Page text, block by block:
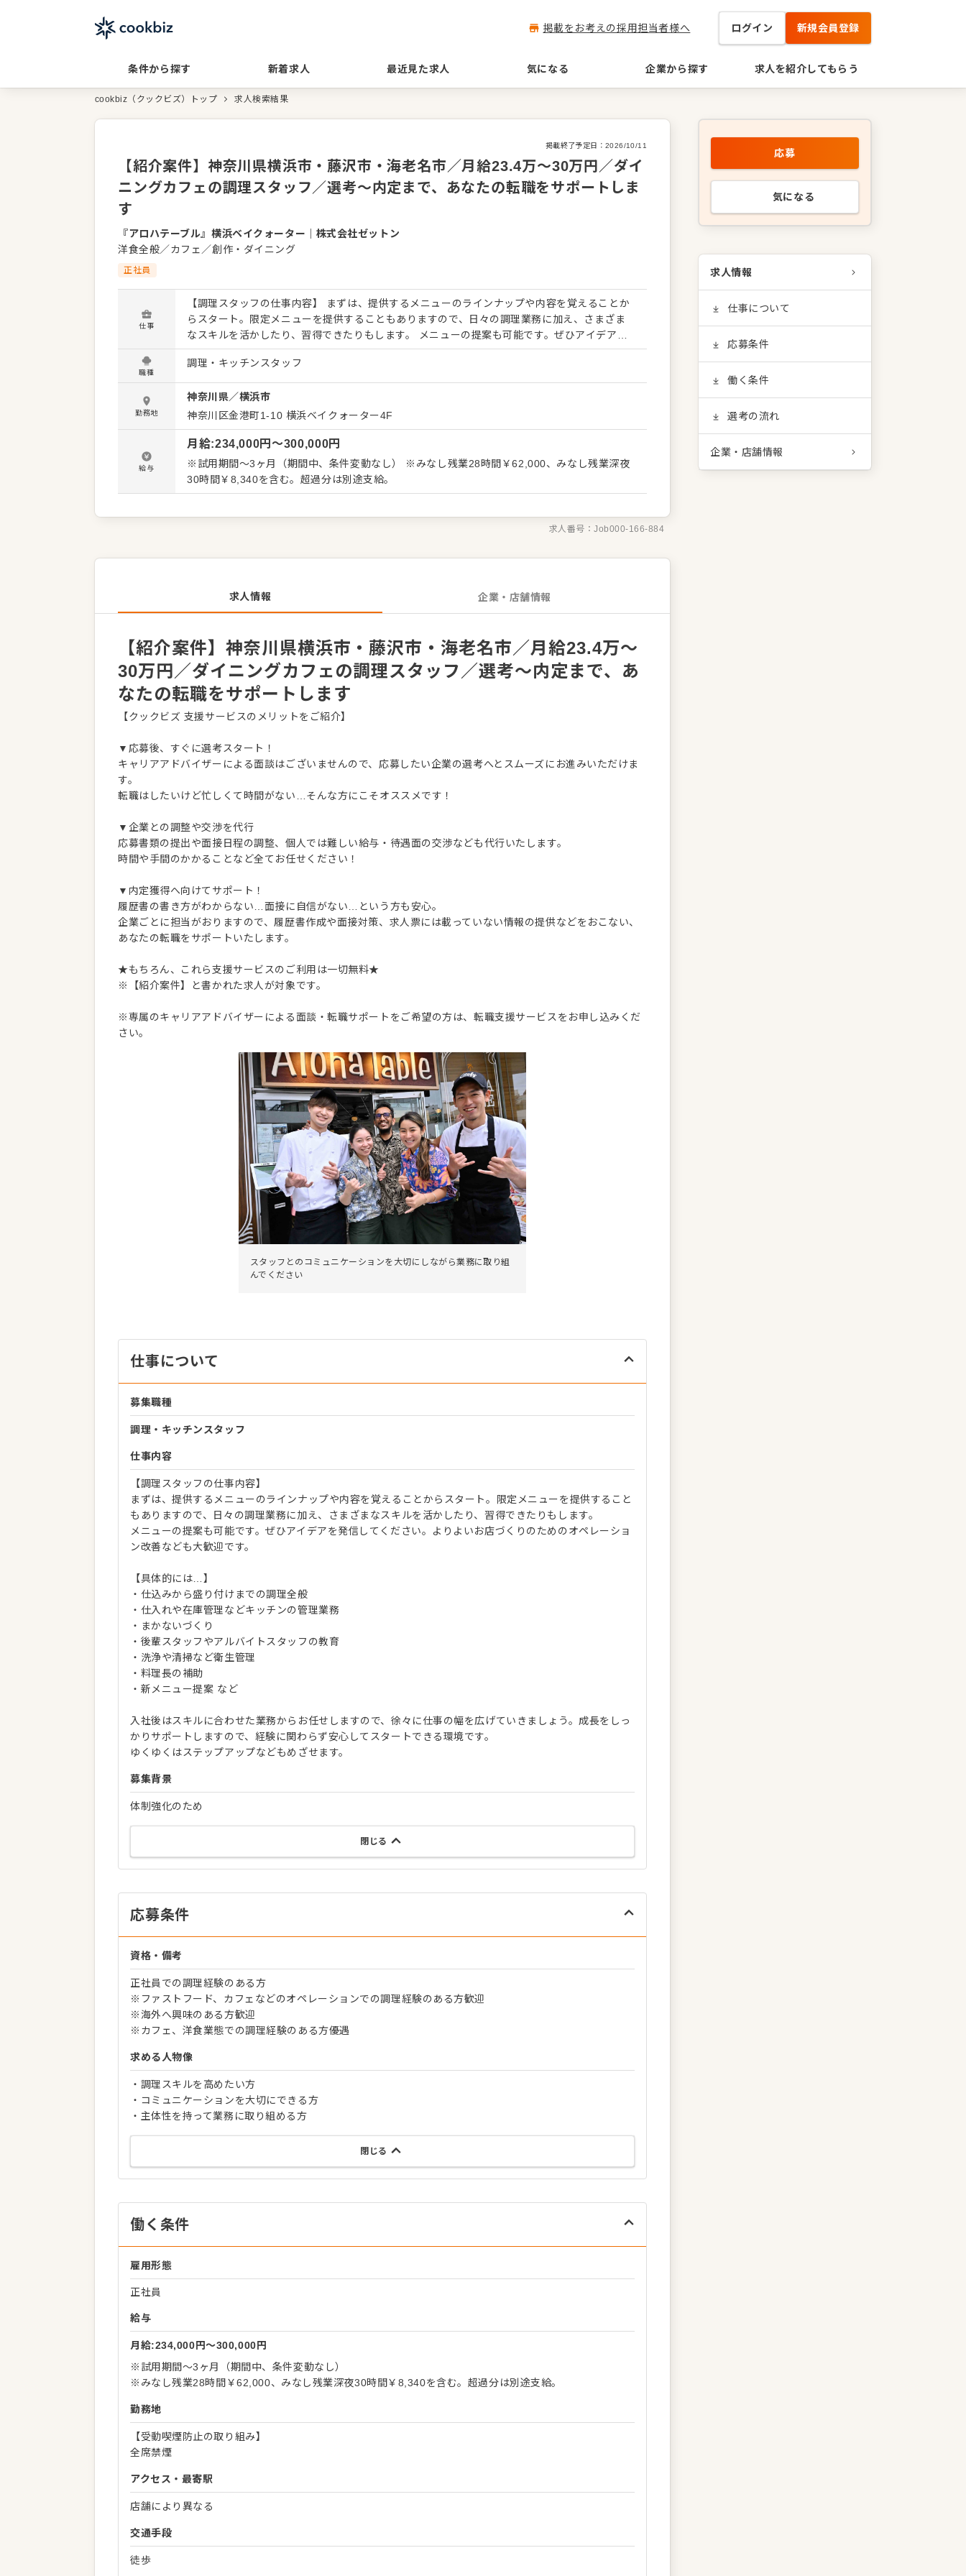
掲載をお考えの採用担当者様へ ログイン 新規会員登録
条件から探す 新着求人 最近見た求人 気になる 企業から探す 求人を紹介してもらう
cookbiz（クックビズ）トップ 求人検索結果
掲載終了予定日： 2026/10/11
【紹介案件】神奈川県横浜市・藤沢市・海老名市／月給23.4万～30万円／ダイ
ニングカフェの調理スタッフ／選考～内定まで、あなたの転職をサポートしま
す
『アロハテーブル』横浜ベイクォーター
株式会社ゼットン
洋食全般／カフェ／創作・ダイニング
正社員
仕事
【調理スタッフの仕事内容】 まずは、提供するメニューのラインナップや内容を覚えることか
らスタート。限定メニューを提供することもありますので、日々の調理業務に加え、さまざま
なスキルを活かしたり、習得できたりもします。 メニューの提案も可能です。ぜひアイデアを
発信してください。よりよいお店づくりのためのオペレーション改善なども大歓迎です。 【具
体的には…】 ・仕込みから盛り付けまでの調理全般 ・仕入れや在庫管理などキッチンの管理業
務 ・まかないづくり ・後輩スタッフやアルバイトスタッフの教育 ・洗浄や清掃など衛生管理
・料理長の補助 ・新メニュー提案 など 入社後はスキルに合わせた業務からお任せしますの
で、徐々に仕事の幅を広げていきましょう。成長をしっかりサポートしますので、経験に関わら
ず安心してスタートできる環境です。 ゆくゆくはステップアップなどもめざせます。
職種
調理・キッチンスタッフ
勤務地
神奈川県／横浜市
神奈川区金港町1-10 横浜ベイクォーター4F
給与
月給:234,000円〜300,000円
※試用期間～3ヶ月（期間中、条件変動なし） ※みなし残業28時間￥62,000、みなし残業深夜
30時間￥8,340を含む。超過分は別途支給。
求人番号：Job000-166-884
求人情報 企業・店舗情報
【紹介案件】神奈川県横浜市・藤沢市・海老名市／月給23.4万～
30万円／ダイニングカフェの調理スタッフ／選考～内定まで、あ
なたの転職をサポートします
【クックビズ 支援サービスのメリットをご紹介】
▼応募後、すぐに選考スタート！
キャリアアドバイザーによる面談はございませんので、応募したい企業の選考へとスムーズにお進みいただけま
す。
転職はしたいけど忙しくて時間がない…そんな方にこそオススメです！
▼企業との調整や交渉を代行
応募書類の提出や面接日程の調整、個人では難しい給与・待遇面の交渉なども代行いたします。
時間や手間のかかることなど全てお任せください！
▼内定獲得へ向けてサポート！
履歴書の書き方がわからない…面接に自信がない…という方も安心。
企業ごとに担当がおりますので、履歴書作成や面接対策、求人票には載っていない情報の提供などをおこない、
あなたの転職をサポートいたします。
★もちろん、これら支援サービスのご利用は一切無料★
※【紹介案件】と書かれた求人が対象です。
※専属のキャリアアドバイザーによる面談・転職サポートをご希望の方は、転職支援サービスをお申し込みくだ
さい。
スタッフとのコミュニケーションを大切にしながら業務に取り組
んでください
仕事について
募集職種
調理・キッチンスタッフ
仕事内容
【調理スタッフの仕事内容】
まずは、提供するメニューのラインナップや内容を覚えることからスタート。限定メニューを提供すること
もありますので、日々の調理業務に加え、さまざまなスキルを活かしたり、習得できたりもします。
メニューの提案も可能です。ぜひアイデアを発信してください。よりよいお店づくりのためのオペレーショ
ン改善なども大歓迎です。
【具体的には…】
・仕込みから盛り付けまでの調理全般
・仕入れや在庫管理などキッチンの管理業務
・まかないづくり
・後輩スタッフやアルバイトスタッフの教育
・洗浄や清掃など衛生管理
・料理長の補助
・新メニュー提案 など
入社後はスキルに合わせた業務からお任せしますので、徐々に仕事の幅を広げていきましょう。成長をしっ
かりサポートしますので、経験に関わらず安心してスタートできる環境です。
ゆくゆくはステップアップなどもめざせます。
募集背景
体制強化のため
閉じる
応募条件
資格・備考
正社員での調理経験のある方
※ファストフード、カフェなどのオペレーションでの調理経験のある方歓迎
※海外へ興味のある方歓迎
※カフェ、洋食業態での調理経験のある方優遇
求める人物像
・調理スキルを高めたい方
・コミュニケーションを大切にできる方
・主体性を持って業務に取り組める方
閉じる
働く条件
雇用形態
正社員
給与
月給:234,000円〜300,000円
※試用期間～3ヶ月（期間中、条件変動なし）
※みなし残業28時間￥62,000、みなし残業深夜30時間￥8,340を含む。超過分は別途支給。
勤務地
【受動喫煙防止の取り組み】
全席禁煙
アクセス・最寄駅
店舗により異なる
交通手段
徒歩
応募
気になる
求人情報
仕事について
応募条件
働く条件
選考の流れ
企業・店舗情報